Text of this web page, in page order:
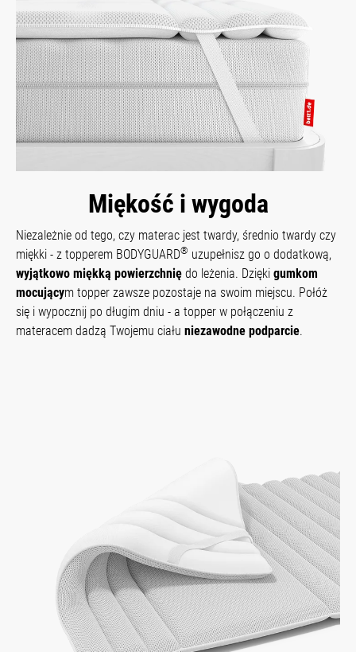
Miękość i wygoda
Niezależnie od tego, czy materac jest twardy, średnio twardy czy
miękki - z topperem BODYGUARD® uzupełnisz go o dodatkową,
wyjątkowo miękką powierzchnię do leżenia. Dzięki gumkom
mocującym topper zawsze pozostaje na swoim miejscu. Połóż
się i wypocznij po długim dniu - a topper w połączeniu z
materacem dadzą Twojemu ciału niezawodne podparcie.